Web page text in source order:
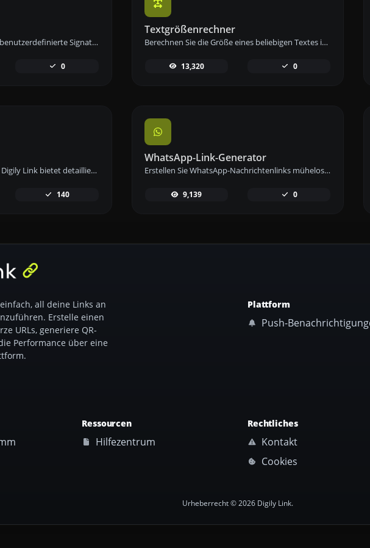
Erstellen Sie Ihre eigene benutzerdefinierte Signatur und laden Sie sie einfach mit unserem Signaturgenerator-Tool für personalisierte E-Signaturen herunter.
0
Textgrößenrechner
Berechnen Sie die Größe eines beliebigen Textes in Bytes (B), Kilobytes (KB) oder Megabytes (MB) mit unserem Textgrößenrechner.
13,320 0
Das IP-Lookup-Tool von Digily Link bietet detaillierte Informationen zu jeder IP-Adresse. Nutzen Sie diesen kostenlosen Online-Dienst, um umfassende IP-Daten zu erhalten.
140
WhatsApp-Link-Generator
Erstellen Sie WhatsApp-Nachrichtenlinks mühelos mit unserem WhatsApp-Link-Generator-Tool für sofortige Kommunikation.
9,139 0
all deine Links an
Erstelle einen
URLs, generiere QR-
Performance über eine
Plattform
Push-
Ressourcen
Hilfezentrum
Rechtliches
Kontakt
Cookies
Urheberrecht © 2026 Digily Link.